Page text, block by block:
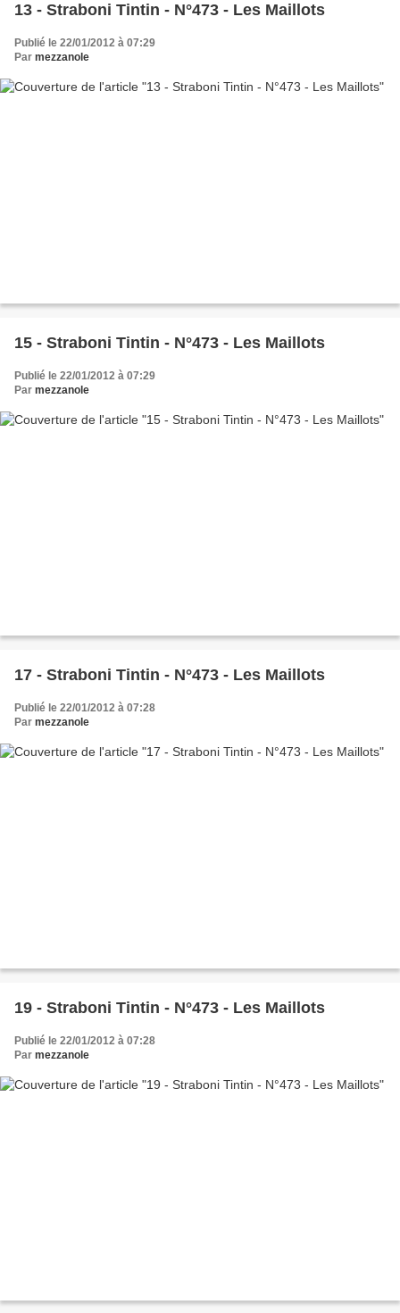
13 - Straboni Tintin - N°473 - Les Maillots
Publié le 22/01/2012 à 07:29
Par mezzanole
15 - Straboni Tintin - N°473 - Les Maillots
Publié le 22/01/2012 à 07:29
Par mezzanole
17 - Straboni Tintin - N°473 - Les Maillots
Publié le 22/01/2012 à 07:28
Par mezzanole
19 - Straboni Tintin - N°473 - Les Maillots
Publié le 22/01/2012 à 07:28
Par mezzanole